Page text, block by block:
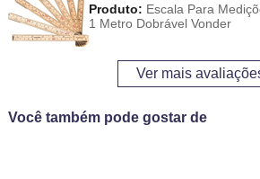
Produto: Escala Para
1 Metro Dobrável Vonder
Ver mais
Você também pode gostar de